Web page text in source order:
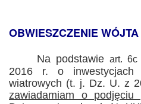
OBWIESZCZENIE
Na podstawieart. 6c
2016 r. o inwestycjach
wiatrowych (t. j. Dz. U. z
zawiadamiam o